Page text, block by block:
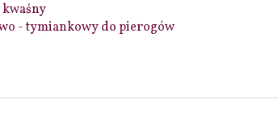
kwaśny
- tymiankowy do pierogów